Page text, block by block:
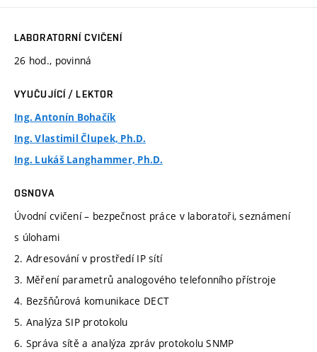
LABORATORNÍ CVIČENÍ
26 hod., povinná
VYUČUJÍCÍ / LEKTOR
Ing. Antonín Bohačík
Ing. Vlastimil Člupek, Ph.D.
Ing. Lukáš Langhammer, Ph.D.
OSNOVA
Úvodní cvičení – bezpečnost práce v laboratoři, seznámení
s úlohami
2. Adresování v prostředí IP sítí
3. Měření parametrů analogového telefonního přístroje
4. Bezšňůrová komunikace DECT
5. Analýza SIP protokolu
6. Správa sítě a analýza zpráv protokolu SNMP